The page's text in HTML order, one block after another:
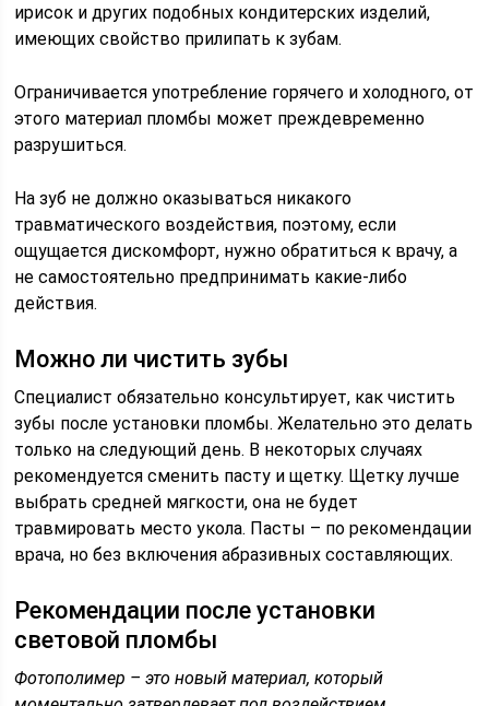
ирисок и других подобных кондитерских изделий,
имеющих свойство прилипать к зубам.
Ограничивается употребление горячего и холодного, от
этого материал пломбы может преждевременно
разрушиться.
На зуб не должно оказываться никакого
травматического воздействия, поэтому, если
ощущается дискомфорт, нужно обратиться к врачу, а
не самостоятельно предпринимать какие-либо
действия.
Можно ли чистить зубы
Специалист обязательно консультирует, как чистить
зубы после установки пломбы. Желательно это делать
только на следующий день. В некоторых случаях
рекомендуется сменить пасту и щетку. Щетку лучше
выбрать средней мягкости, она не будет
травмировать место укола. Пасты – по рекомендации
врача, но без включения абразивных составляющих.
Рекомендации после установки
световой пломбы
Фотополимер – это новый материал, который